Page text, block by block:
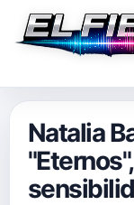
Natalia